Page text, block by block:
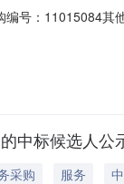
号：11015084其
中标候选人公
采购 服务